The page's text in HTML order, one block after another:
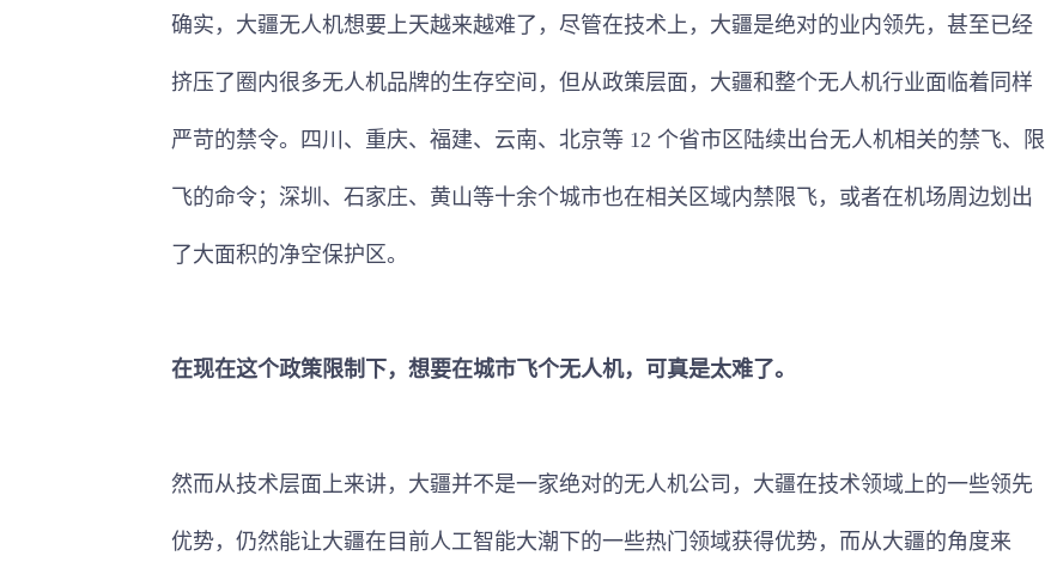
确实，大疆无人机想要上天越来越难了，尽管在技术上，大疆是绝对的业内领先，甚至已经
挤压了圈内很多无人机品牌的生存空间，但从政策层面，大疆和整个无人机行业面临着同样
严苛的禁令。四川、重庆、福建、云南、北京等 12 个省市区陆续出台无人机相关的禁飞、限
飞的命令；深圳、石家庄、黄山等十余个城市也在相关区域内禁限飞，或者在机场周边划出
了大面积的净空保护区。
在现在这个政策限制下，想要在城市飞个无人机，可真是太难了。
然而从技术层面上来讲，大疆并不是一家绝对的无人机公司，大疆在技术领域上的一些领先
优势，仍然能让大疆在目前人工智能大潮下的一些热门领域获得优势，而从大疆的角度来